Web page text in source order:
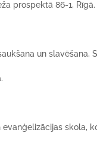
prospektā 86-1, Rīgā.
un
skola,